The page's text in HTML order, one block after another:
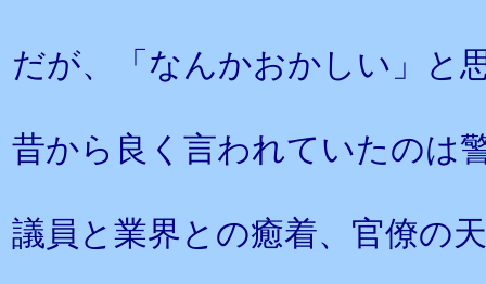
だが、「なんかおかしい」と
昔から良く言われていたのは
議員と業界との癒着、官僚の